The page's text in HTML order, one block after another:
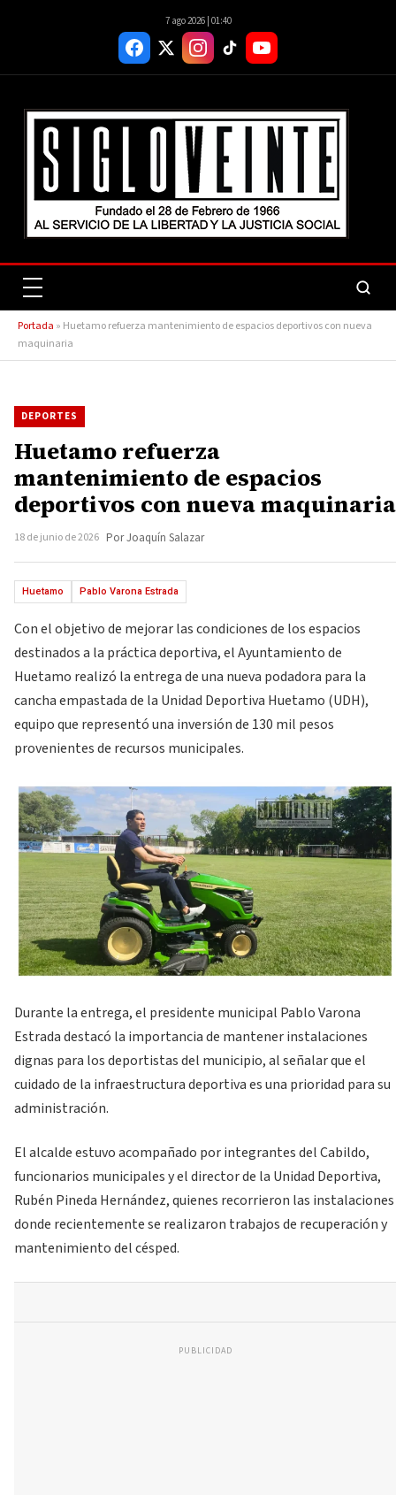
7 ago 2026 | 01:40
Portada » Huetamo refuerza mantenimiento de espacios deportivos con nueva
maquinaria
DEPORTES
Huetamo refuerza
mantenimiento de espacios
deportivos con nueva maquinaria
18 de junio de 2026 Por Joaquín Salazar
Huetamo Pablo Varona Estrada
Con el objetivo de mejorar las condiciones de los espacios
destinados a la práctica deportiva, el Ayuntamiento de
Huetamo realizó la entrega de una nueva podadora para la
cancha empastada de la Unidad Deportiva Huetamo (UDH),
equipo que representó una inversión de 130 mil pesos
provenientes de recursos municipales.
Durante la entrega, el presidente municipal Pablo Varona
Estrada destacó la importancia de mantener instalaciones
dignas para los deportistas del municipio, al señalar que el
cuidado de la infraestructura deportiva es una prioridad para su
administración.
El alcalde estuvo acompañado por integrantes del Cabildo,
funcionarios municipales y el director de la Unidad Deportiva,
Rubén Pineda Hernández, quienes recorrieron las instalaciones
donde recientemente se realizaron trabajos de recuperación y
mantenimiento del césped.
PUBLICIDAD